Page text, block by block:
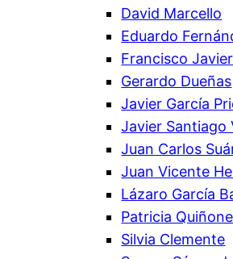
David Marcello
Eduardo
Francisco
Gerardo Dueñas
Javier García
Javier Santiago
Juan Carlos
Juan Vicente
Lázaro García
Patricia
Silvia Clemente